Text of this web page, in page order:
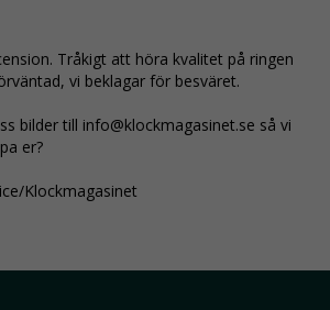
Tråkigt att höra kvalitet på ringen
vi beklagar för besväret.
bilder till info@klockmagasinet.se så vi
er?
Klockmagasinet